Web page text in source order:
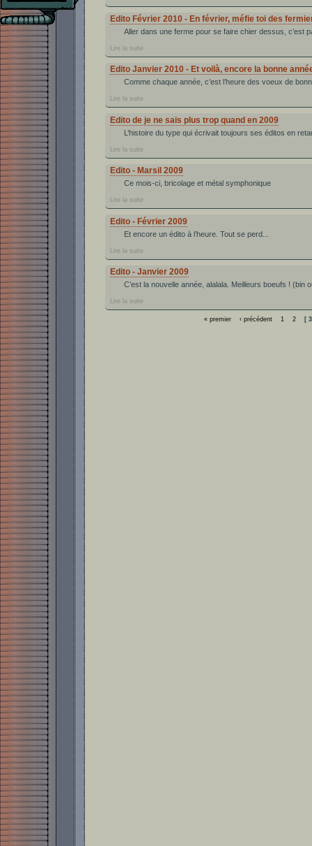
Edito Février 2010 - En février, méfie toi des
Aller dans une ferme pour se faire chier dessus, c’est
Lire la suite
Edito Janvier 2010 - Et voilà, encore la bonne
Comme chaque année, c’est l’heure des voeux de
Lire la suite
Edito de je ne sais plus trop quand en 2009
L’histoire du type qui écrivait toujours ses éditos en
Lire la suite
Edito - Marsil 2009
Ce mois-ci, bricolage et métal symphonique
Lire la suite
Edito - Février 2009
Et encore un édito à l’heure. Tout se perd...
Lire la suite
Edito - Janvier 2009
C’est la nouvelle année, alalala. Meilleurs boeufs ! (bin
Lire la suite
« premier ‹ précédent 1 2 [